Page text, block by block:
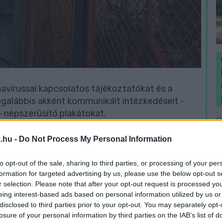
- Do Not Process My Personal Information
opt-out of the sale, sharing to third parties, or processing of your
for targeted advertising by us, please use the below opt-out
selection. Please note that after your opt-out request is processed
interest-based ads based on personal information utilized by us
to third parties prior to your opt-out. You may separately
of your personal information by third parties on the IAB’s list of
kapcsolatos tájékoztatókat és a
akként kommunikált intézkedéseit -
népszerűsítő plakátokat.
Rogán Antal minisztériumát hiába kérték
kampányt melyik közbeszerzésből
nem tette meg, hiába közpénz